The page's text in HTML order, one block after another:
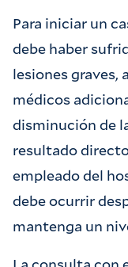
Para iniciar un
debe haber
lesiones graves,
médicos
disminución de
resultado
empleado del
debe ocurrir
mantenga un